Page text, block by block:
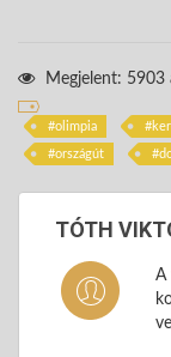
Megjelent: 5903
olimpia
országút
TÓTH
A